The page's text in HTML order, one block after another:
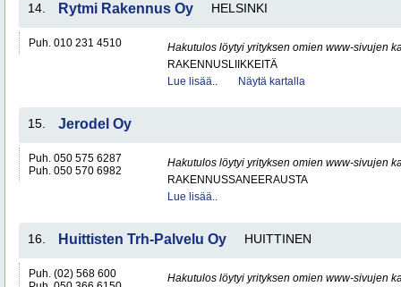
14. Rytmi Rakennus Oy HELSINKI
Puh. 010 231 4510
Hakutulos löytyi yrityksen omien www-sivujen
RAKENNUSLIIKKEITÄ
Lue lisää..
Näytä kartalla
15. Jerodel Oy
Puh. 050 575 6287
Puh. 050 570 6982
Hakutulos löytyi yrityksen omien www-sivujen
RAKENNUSSANEERAUSTA
Lue lisää..
16. Huittisten Trh-Palvelu Oy HUITTINEN
Puh. (02) 568 600
Hakutulos löytyi yrityksen omien www-sivujen